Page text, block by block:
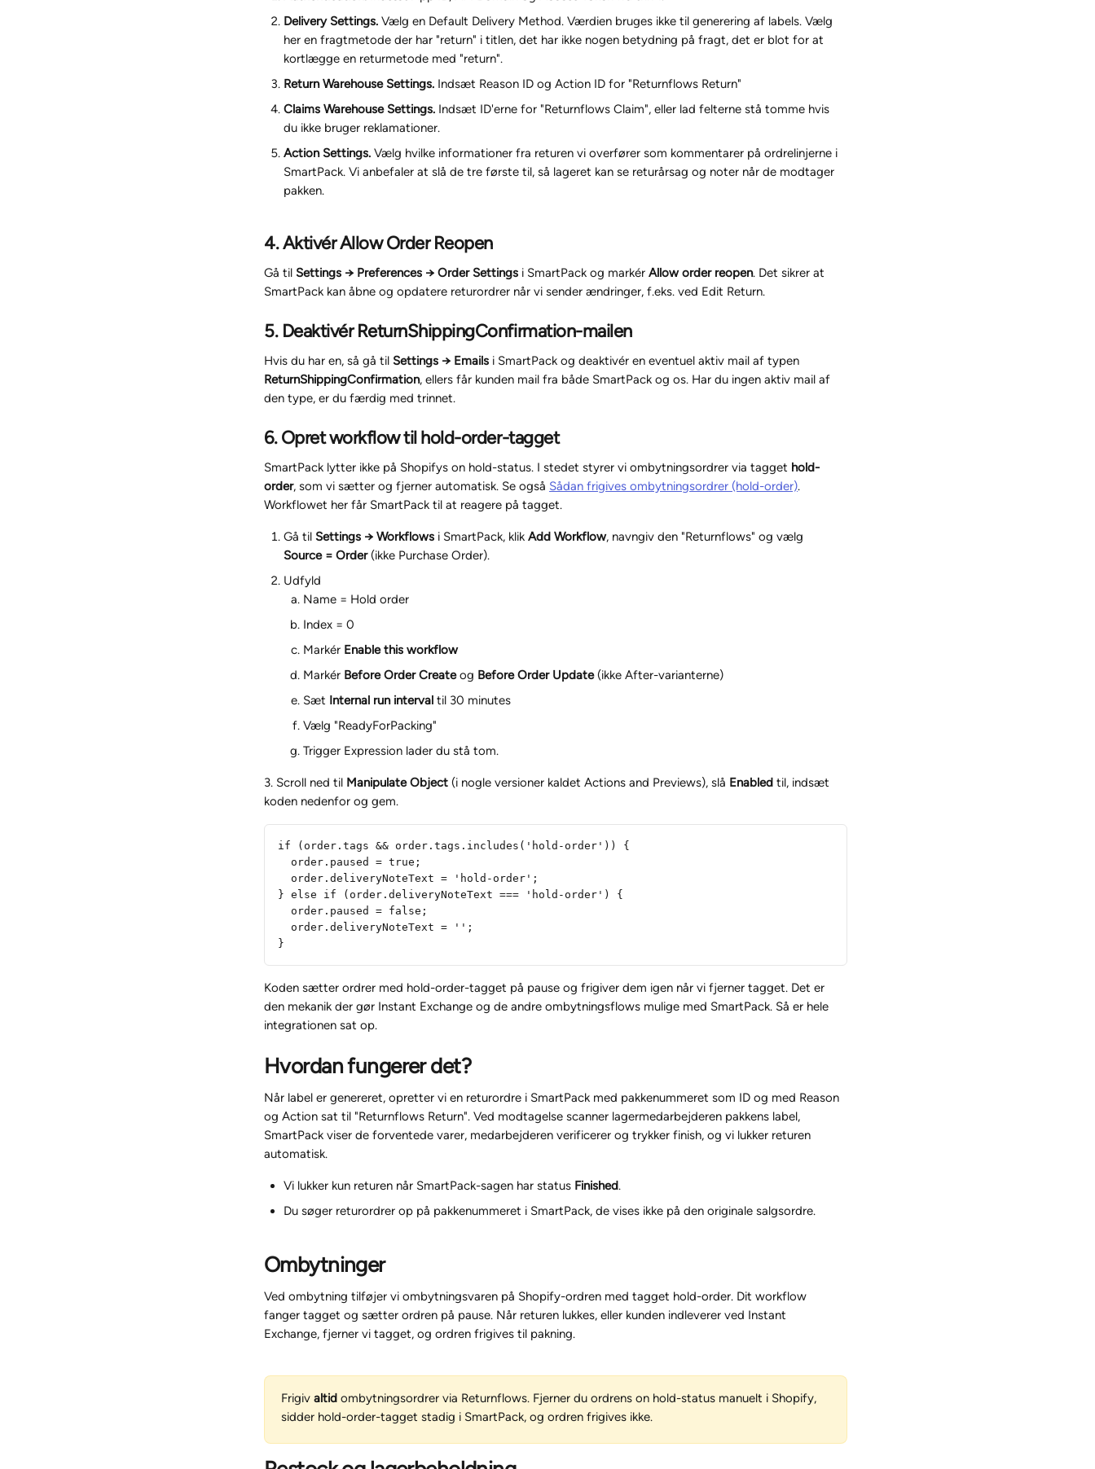
Delivery Settings. Vælg en Default Delivery Method. Værdien bruges ikke til generering af labels. Vælg
her en fragtmetode der har "return" i titlen, det har ikke nogen betydning på fragt, det er blot for at
kortlægge en returmetode med "return".
Return Warehouse Settings. Indsæt Reason ID og Action ID for "Returnflows Return"
Claims Warehouse Settings. Indsæt ID'erne for "Returnflows Claim", eller lad felterne stå tomme hvis
du ikke bruger reklamationer.
Action Settings. Vælg hvilke informationer fra returen vi overfører som kommentarer på ordrelinjerne i
SmartPack. Vi anbefaler at slå de tre første til, så lageret kan se returårsag og noter når de modtager
pakken.
4. Aktivér Allow Order Reopen
Gå til Settings → Preferences → Order Settings i SmartPack og markér Allow order reopen. Det sikrer at
SmartPack kan åbne og opdatere returordrer når vi sender ændringer, f.eks. ved Edit Return.
5. Deaktivér ReturnShippingConfirmation-mailen
Hvis du har en, så gå til Settings → Emails i SmartPack og deaktivér en eventuel aktiv mail af typen
ReturnShippingConfirmation, ellers får kunden mail fra både SmartPack og os. Har du ingen aktiv mail af
den type, er du færdig med trinnet.
6. Opret workflow til hold-order-tagget
SmartPack lytter ikke på Shopifys on hold-status. I stedet styrer vi ombytningsordrer via tagget hold-
order, som vi sætter og fjerner automatisk. Se også Sådan frigives ombytningsordrer (hold-order).
Workflowet her får SmartPack til at reagere på tagget.
Gå til Settings → Workflows i SmartPack, klik Add Workflow, navngiv den "Returnflows" og vælg
Source = Order (ikke Purchase Order).
Udfyld
Name = Hold order
Index = 0
Markér Enable this workflow
Markér Before Order Create og Before Order Update (ikke After-varianterne)
Sæt Internal run interval til 30 minutes
Vælg "ReadyForPacking"
Trigger Expression lader du stå tom.
3. Scroll ned til Manipulate Object (i nogle versioner kaldet Actions and Previews), slå Enabled til, indsæt
koden nedenfor og gem.
if (order.tags && order.tags.includes('hold-order')) {
  order.paused = true;
  order.deliveryNoteText = 'hold-order';
} else if (order.deliveryNoteText === 'hold-order') {
  order.paused = false;
  order.deliveryNoteText = '';
}
Koden sætter ordrer med hold-order-tagget på pause og frigiver dem igen når vi fjerner tagget. Det er
den mekanik der gør Instant Exchange og de andre ombytningsflows mulige med SmartPack. Så er hele
integrationen sat op.
Hvordan fungerer det?
Når label er genereret, opretter vi en returordre i SmartPack med pakkenummeret som ID og med Reason
og Action sat til "Returnflows Return". Ved modtagelse scanner lagermedarbejderen pakkens label,
SmartPack viser de forventede varer, medarbejderen verificerer og trykker finish, og vi lukker returen
automatisk.
Vi lukker kun returen når SmartPack-sagen har status Finished.
Du søger returordrer op på pakkenummeret i SmartPack, de vises ikke på den originale salgsordre.
Ombytninger
Ved ombytning tilføjer vi ombytningsvaren på Shopify-ordren med tagget hold-order. Dit workflow
fanger tagget og sætter ordren på pause. Når returen lukkes, eller kunden indleverer ved Instant
Exchange, fjerner vi tagget, og ordren frigives til pakning.
Frigiv altid ombytningsordrer via Returnflows. Fjerner du ordrens on hold-status manuelt i Shopify,
sidder hold-order-tagget stadig i SmartPack, og ordren frigives ikke.